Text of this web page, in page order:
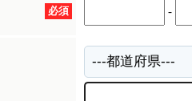
必須 -